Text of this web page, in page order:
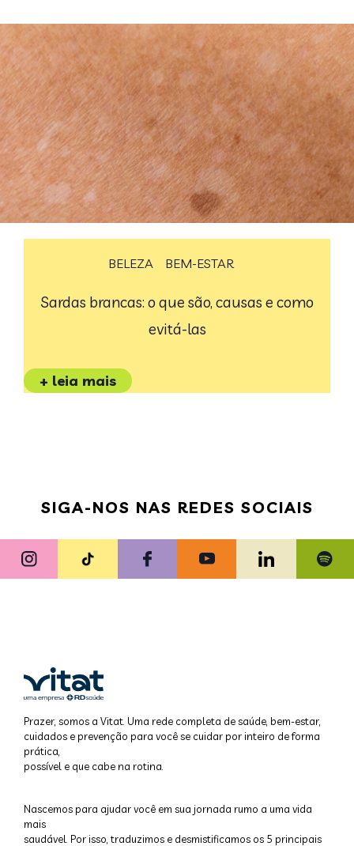
BELEZA BEM-ESTAR
Sardas brancas: o que são, causas e como
evitá-las
+ leia mais
SIGA-NOS NAS REDES SOCIAIS
Prazer, somos a Vitat. Uma rede completa de saúde, bem-estar,
cuidados e prevenção para você se cuidar por inteiro de forma
prática,
possível e que cabe na rotina.
Nascemos para ajudar você em sua jornada rumo a uma vida
mais
saudável. Por isso, traduzimos e desmistificamos os 5 principais